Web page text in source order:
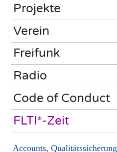
Projekte
Verein
Freifunk
Radio
Code of Conduct
FLTI*-Zeit
Accounts, Qualitätssicherung